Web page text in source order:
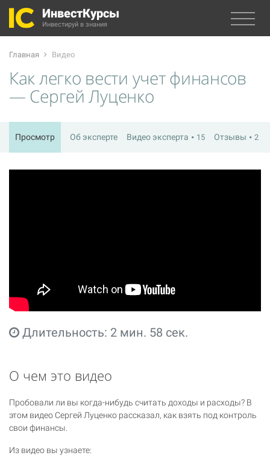
ИнвестКурсы
Инвестируй в знания
Главная Видео
Как легко вести учет финансов
— Сергей Луценко
Просмотр Об эксперте Видео эксперта 15 Отзывы 2
Длительность: 2 мин. 58 сек.
О чем это видео
Пробовали ли вы когда-нибудь считать доходы и расходы? В
этом видео Сергей Луценко рассказал, как взять под контроль
свои финансы.
Из видео вы узнаете: